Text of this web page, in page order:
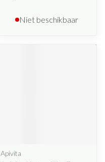
Niet beschikbaar
Apivita